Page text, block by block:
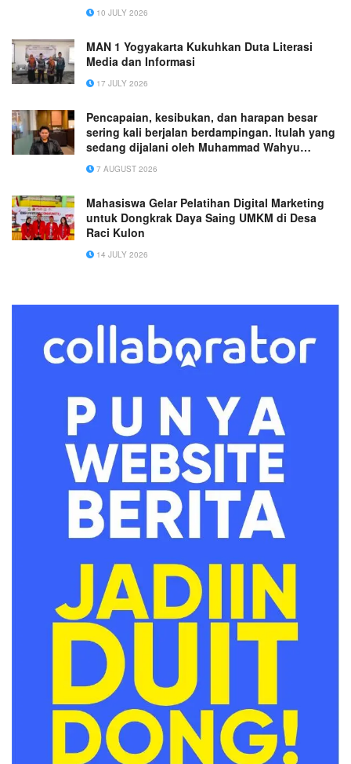
10 JULY 2026
MAN 1 Yogyakarta Kukuhkan Duta Literasi
Media dan Informasi
17 JULY 2026
Pencapaian, kesibukan, dan harapan besar
sering kali berjalan berdampingan. Itulah yang
sedang dijalani oleh Muhammad Wahyu
Wicaksana.
7 AUGUST 2026
Mahasiswa Gelar Pelatihan Digital Marketing
untuk Dongkrak Daya Saing UMKM di Desa
Raci Kulon
14 JULY 2026